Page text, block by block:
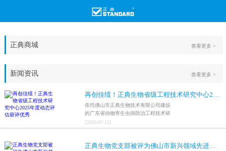
正典商城 查看更多 >
新闻资讯
再创佳绩！正典生物省级工程技术研究中心2025年度动态评估获评优秀
依托佛山市正典生物技术有限公司建设
的广东省动物寄生虫病防治工程技术研
究中心，在全省参评科研平台中综合表
现突出，成功获评最高评价等级“优
[2026-07-13]
正典生物党支部被评为佛山市新兴领域先进基层党组织
查看更多 >